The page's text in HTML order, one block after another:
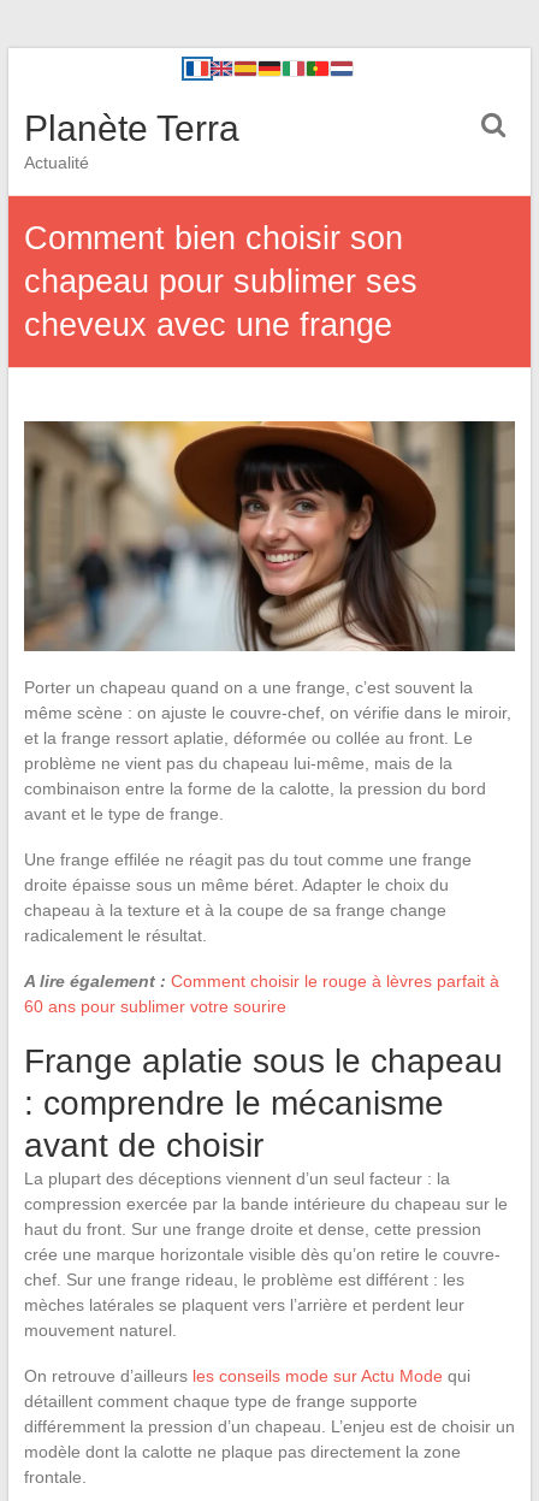
Planète Terra
Actualité
Comment bien choisir son
chapeau pour sublimer ses
cheveux avec une frange
Porter un chapeau quand on a une frange, c’est souvent la
même scène : on ajuste le couvre-chef, on vérifie dans le miroir,
et la frange ressort aplatie, déformée ou collée au front. Le
problème ne vient pas du chapeau lui-même, mais de la
combinaison entre la forme de la calotte, la pression du bord
avant et le type de frange.
Une frange effilée ne réagit pas du tout comme une frange
droite épaisse sous un même béret. Adapter le choix du
chapeau à la texture et à la coupe de sa frange change
radicalement le résultat.
A lire également : Comment choisir le rouge à lèvres parfait à
60 ans pour sublimer votre sourire
Frange aplatie sous le chapeau
: comprendre le mécanisme
avant de choisir
La plupart des déceptions viennent d’un seul facteur : la
compression exercée par la bande intérieure du chapeau sur le
haut du front. Sur une frange droite et dense, cette pression
crée une marque horizontale visible dès qu’on retire le couvre-
chef. Sur une frange rideau, le problème est différent : les
mèches latérales se plaquent vers l’arrière et perdent leur
mouvement naturel.
On retrouve d’ailleurs les conseils mode sur Actu Mode qui
détaillent comment chaque type de frange supporte
différemment la pression d’un chapeau. L’enjeu est de choisir un
modèle dont la calotte ne plaque pas directement la zone
frontale.